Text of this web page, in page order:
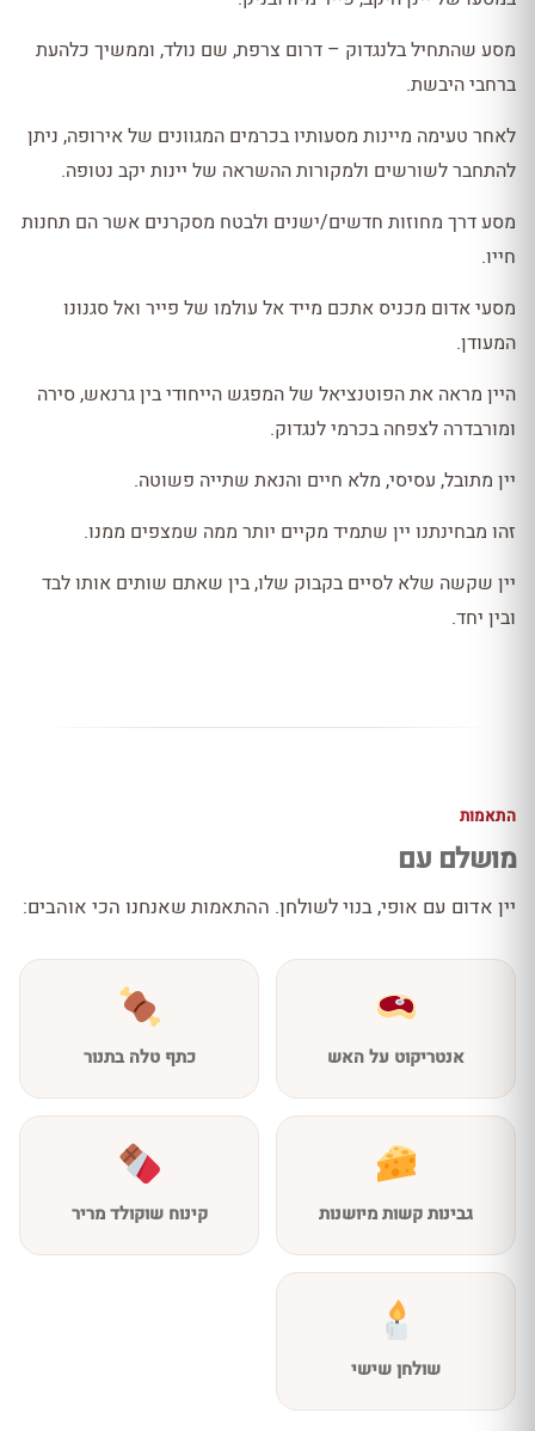
מסע שהתחיל בלנגדוק – דרום צרפת, שם נולד, וממשיך כלהעת
ברחבי היבשת.
לאחר טעימה מיינות מסעותיו בכרמים המגוונים של אירופה, ניתן
להתחבר לשורשים ולמקורות ההשראה של יינות יקב נטופה.
מסע דרך מחוזות חדשים/ישנים ולבטח מסקרנים אשר הם תחנות
חייו.
מסעי אדום מכניס אתכם מייד אל עולמו של פייר ואל סגנונו
המעודן.
היין מראה את הפוטנציאל של המפגש הייחודי בין גרנאש, סירה
ומורבדרה לצפחה בכרמי לנגדוק.
יין מתובל, עסיסי, מלא חיים והנאת שתייה פשוטה.
זהו מבחינתנו יין שתמיד מקיים יותר ממה שמצפים ממנו.
יין שקשה שלא לסיים בקבוק שלו, בין שאתם שותים אותו לבד
ובין יחד.
התאמות
מושלם עם
יין אדום עם אופי, בנוי לשולחן. ההתאמות שאנחנו הכי אוהבים:
אנטריקוט על האש כתף טלה בתנור
גבינות קשות מיושנות קינוח שוקולד מריר
שולחן שישי